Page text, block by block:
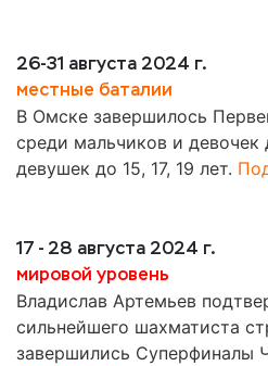
26-31 августа 2024 г.
местные баталии
В Омске завершилось
среди мальчиков и девочек
девушек до 15, 17, 19 лет.
17 - 28 августа 2024 г.
мировой уровень
Владислав Артемьев
сильнейшего шахматиста
завершились Суперфиналы